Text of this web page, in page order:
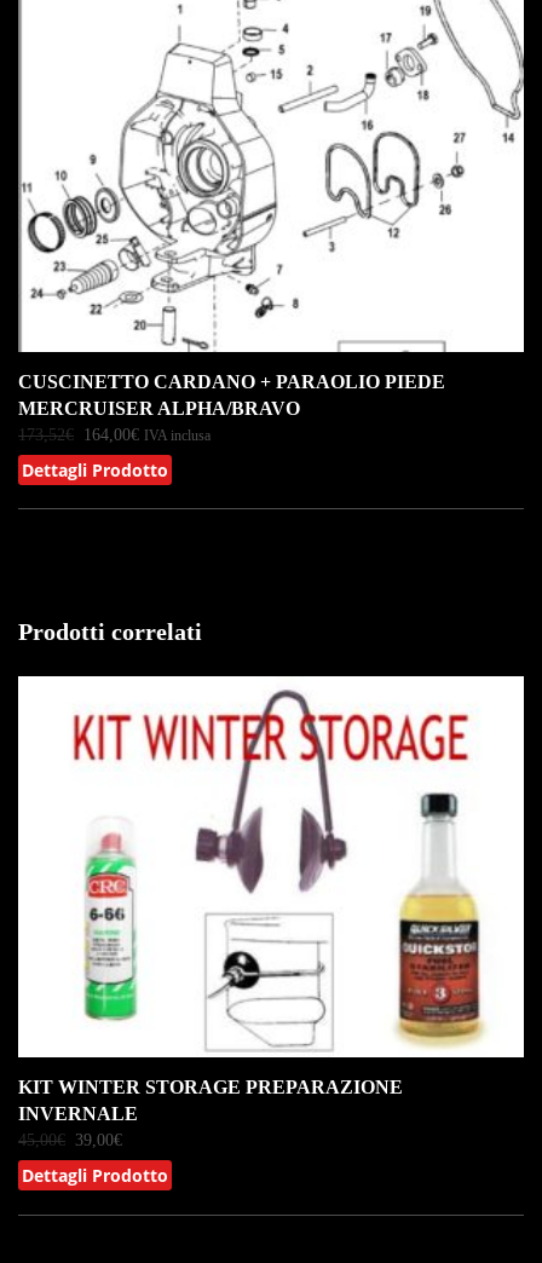
CUSCINETTO CARDANO + PARAOLIO PIEDE
MERCRUISER ALPHA/BRAVO
173,52€ 164,00€ IVA inclusa
Dettagli Prodotto
Prodotti correlati
IN OFFERTA!
KIT WINTER STORAGE PREPARAZIONE
INVERNALE
45,00€ 39,00€
Dettagli Prodotto